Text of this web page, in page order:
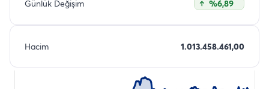
Günlük Değişim %6,89
Hacim 1.013.458.461,00